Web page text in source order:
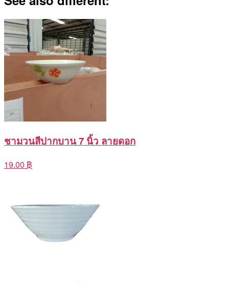
ชามวนสีปากบาน 7 นิ้ว ลายดอก
19.00 ฿